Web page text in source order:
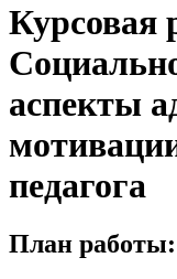
Курсовая
аспекты
педагога
План работы: